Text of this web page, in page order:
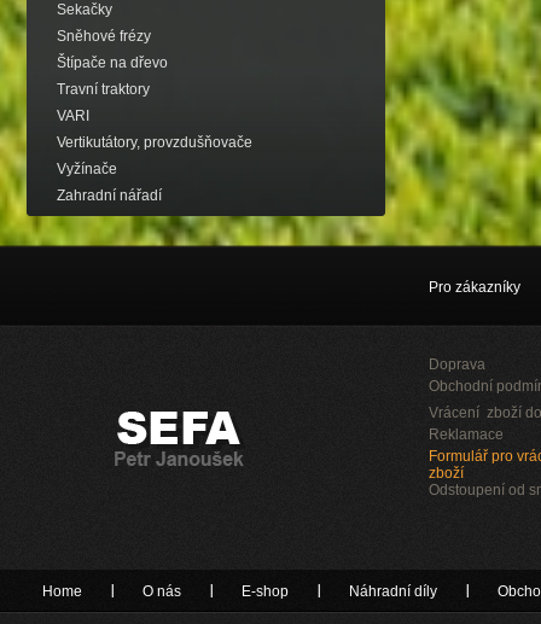
Sekačky
Sněhové frézy
Štípače na dřevo
Travní traktory
VARI
Vertikutátory, provzdušňovače
Vyžínače
Zahradní nářadí
Pro zákazníky
Doprava
Obchodní
Vrácení zboží
Reklamace
Formulář pro
zboží
Odstoupení od
Home O nás E-shop Náhradní díly